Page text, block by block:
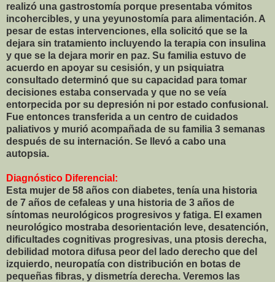
realizó una gastrostomía porque presentaba vómitos
incohercibles, y una yeyunostomía para alimentación. A
pesar de estas intervenciones, ella solicitó que se la
dejara sin tratamiento incluyendo la terapia con insulina
y que se la dejara morir en paz. Su familia estuvo de
acuerdo en apoyar su cesisión, y un psiquiatra
consultado determinó que su capacidad para tomar
decisiones estaba conservada y que no se veía
entorpecida por su depresión ni por estado confusional.
Fue entonces transferida a un centro de cuidados
paliativos y murió acompañada de su familia 3 semanas
después de su internación. Se llevó a cabo una
autopsia.
Diagnóstico Diferencial:
Esta mujer de 58 años con diabetes, tenía una historia
de 7 años de cefaleas y una historia de 3 años de
síntomas neurológicos progresivos y fatiga. El examen
neurológico mostraba desorientación leve, desatención,
dificultades cognitivas progresivas, una ptosis derecha,
debilidad motora difusa peor del lado derecho que del
izquierdo, neuropatía con distribución en botas de
pequeñas fibras, y dismetría derecha. Veremos las